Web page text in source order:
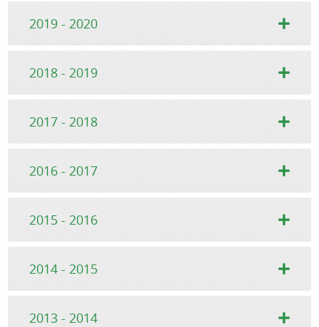
2019 - 2020
2018 - 2019
2017 - 2018
2016 - 2017
2015 - 2016
2014 - 2015
2013 - 2014